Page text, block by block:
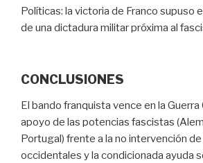
Políticas: la victoria de Franco supuso
de una dictadura militar próxima al
CONCLUSIONES
El bando franquista vence en la Guerra
apoyo de las potencias fascistas
Portugal) frente a la no intervención
occidentales y la condicionada ayuda